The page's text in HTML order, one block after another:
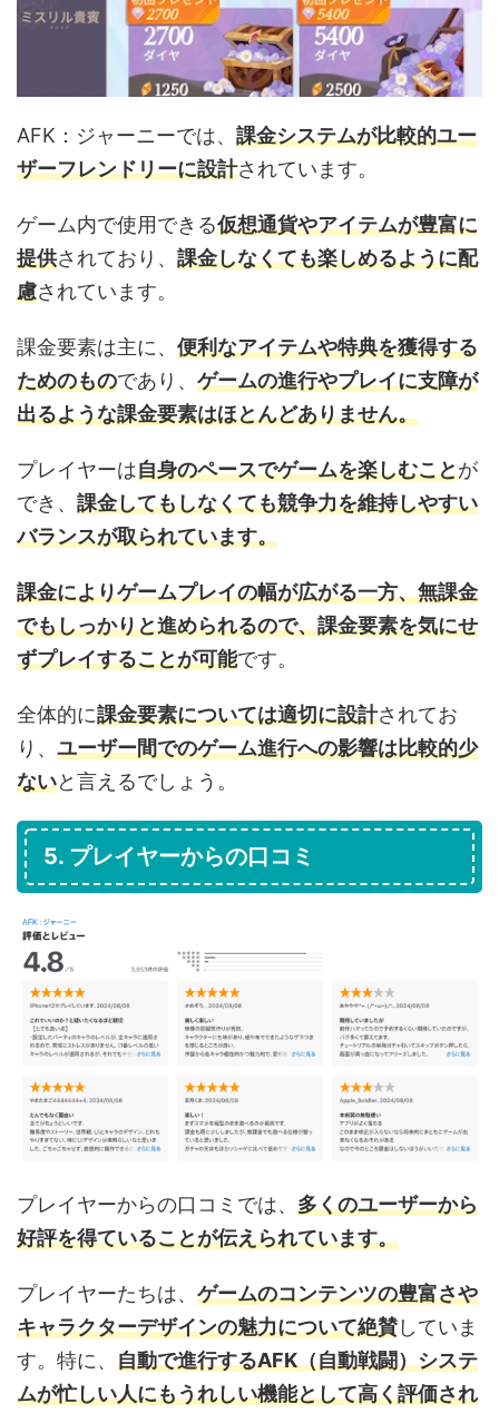
AFK：ジャーニーでは、 課金システムが比較的ユー
ザーフレンドリーに設計されています。
ゲーム内で使用できる仮想通貨やアイテムが豊富に
提供されており、 課金しなくても楽しめるように配
慮されています。
課金要素は主に、 便利なアイテムや特典を獲得する
ためのものであり、 ゲームの進行やプレイに支障が
出るような課金要素はほとんどありません。
プレイヤーは自身のペースでゲームを楽しむことが
でき、 課金してもしなくても競争力を維持しやすい
バランスが取られています。
課金によりゲームプレイの幅が広がる一方、無課金
でもしっかりと進められるので、課金要素を気にせ
ずプレイすることが可能です。
全体的に課金要素については適切に設計されてお
り、 ユーザー間でのゲーム進行への影響は比較的少
ないと言えるでしょう。
5. プレイヤーからの口コミ
プレイヤーからの口コミでは、 多くのユーザーから
好評を得ていることが伝えられています。
プレイヤーたちは、 ゲームのコンテンツの豊富さや
キャラクターデザインの魅力について絶賛していま
す。特に、 自動で進行するAFK（自動戦闘）システ
ムが忙しい人にもうれしい機能として高く評価され